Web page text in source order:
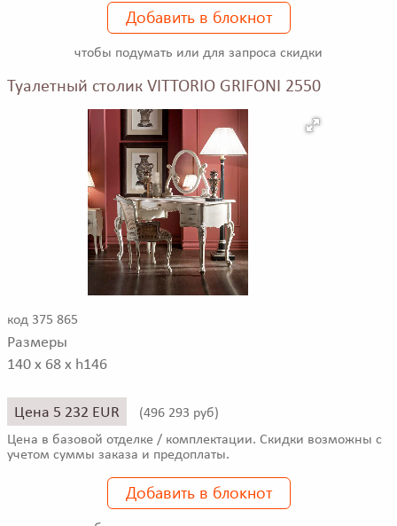
Добавить в блокнот
чтобы подумать или для запроса скидки
Туалетный столик VITTORIO GRIFONI 2550
код 375 865
Размеры
140 x 68 x h146
Цена 5 232 EUR (496 293 руб)
Цена в базовой отделке / комплектации. Скидки возможны с
учетом суммы заказа и предоплаты.
Добавить в блокнот